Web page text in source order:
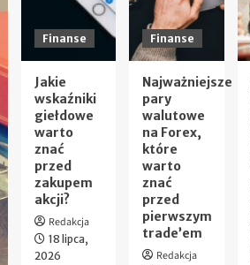
Finanse
Jakie
wskaźniki
giełdowe
warto
znać
przed
zakupem
akcji?
Redakcja
18 lipca,
2026
Finanse
Najważniejsze
pary
walutowe
na Forex,
które
warto
znać
przed
pierwszym
trade’em
Redakcja